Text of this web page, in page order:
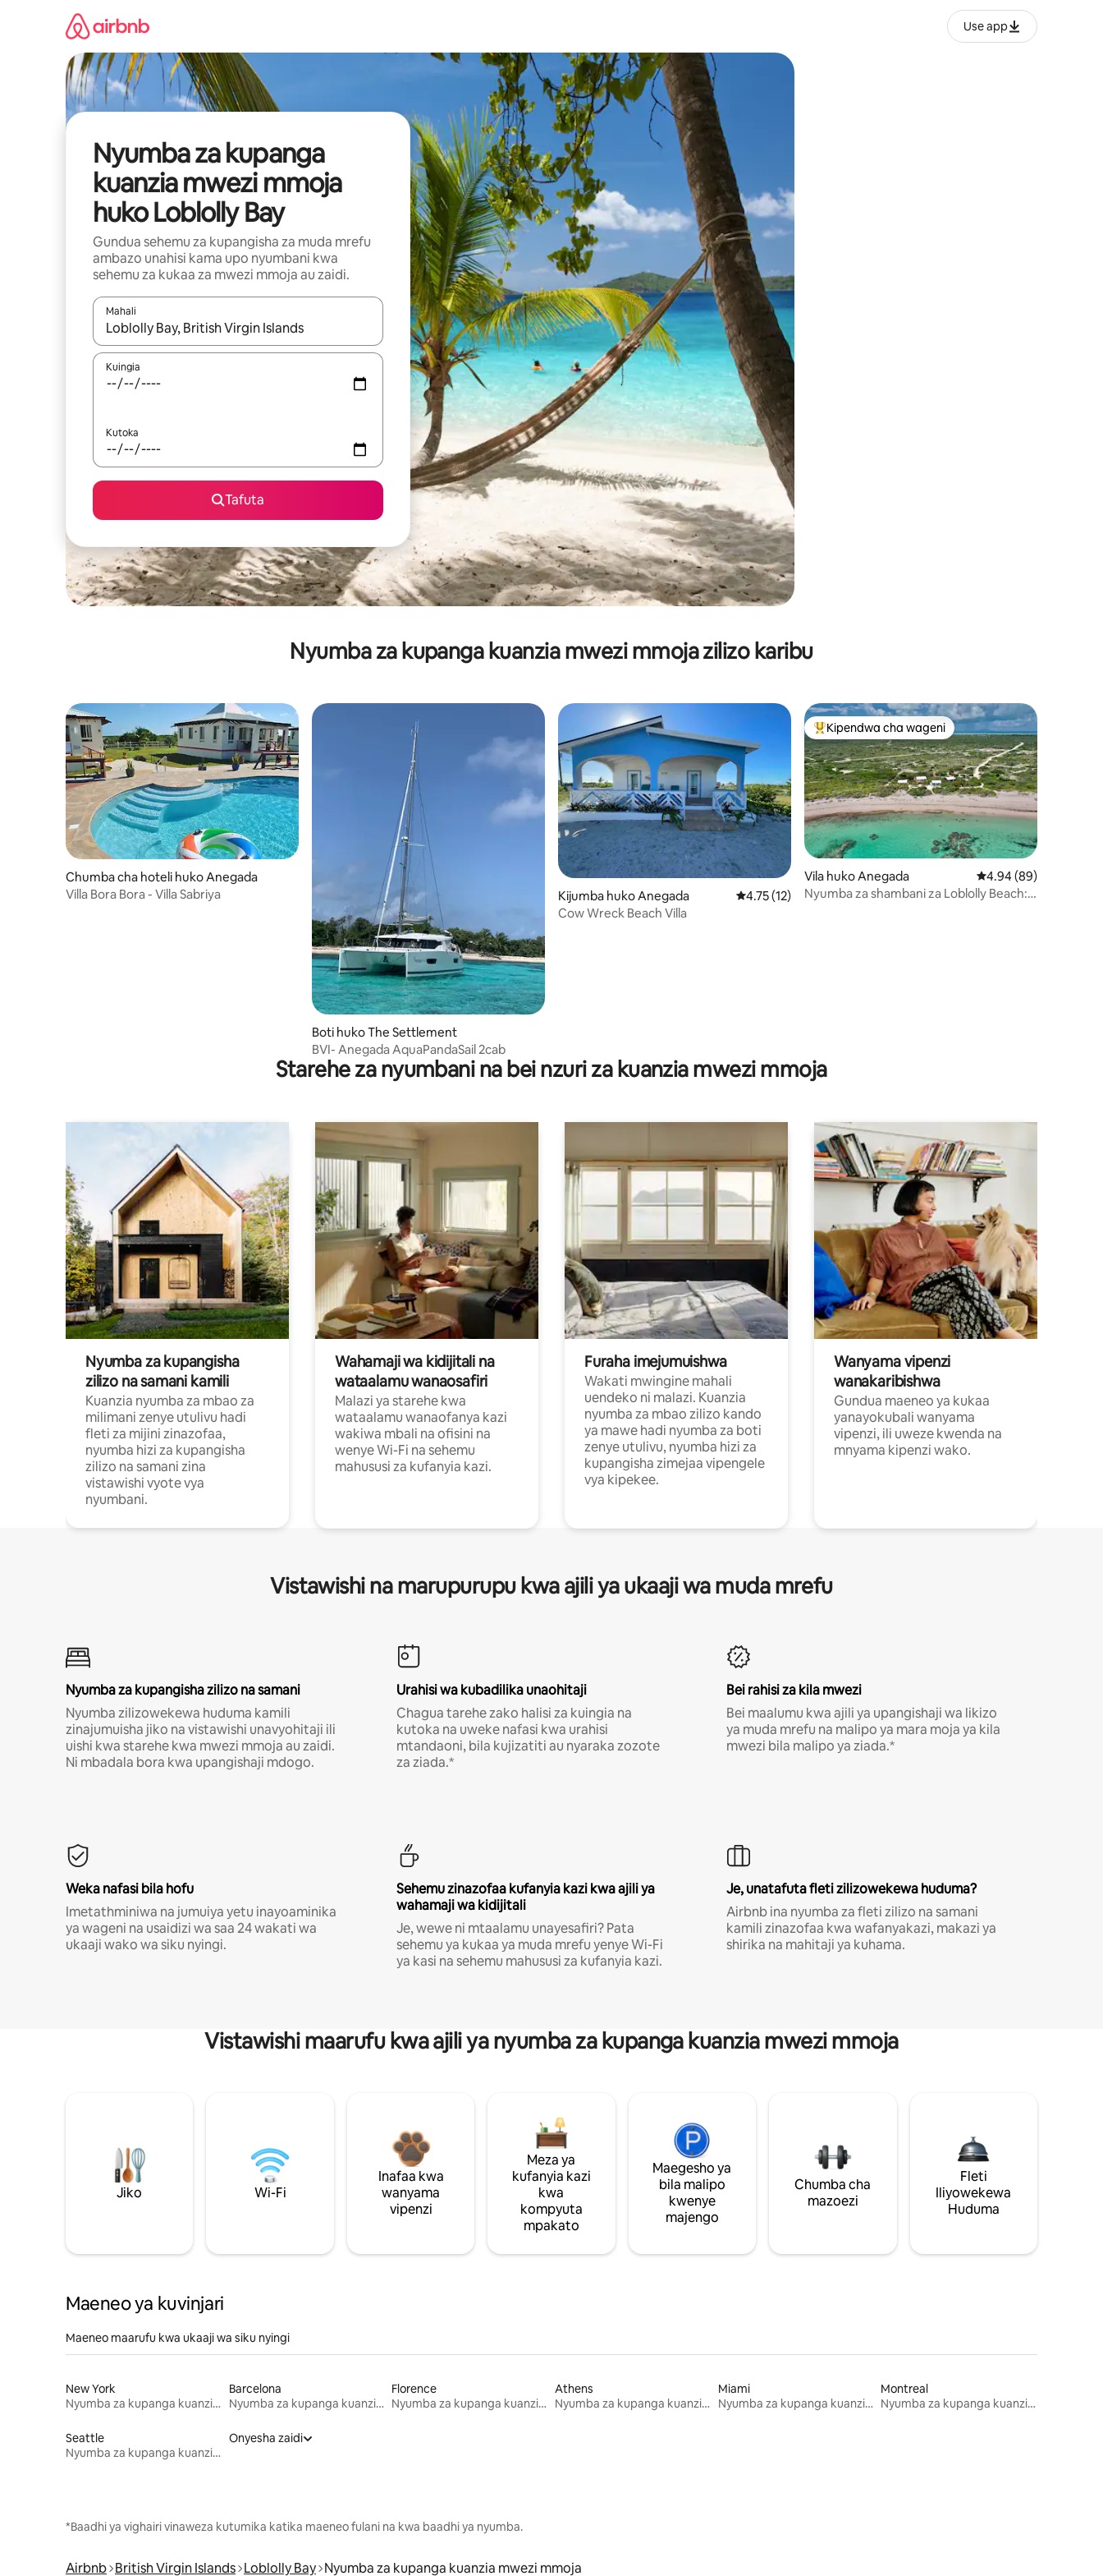
Use app
Nyumba za kupanga
kuanzia mwezi mmoja
huko Loblolly Bay
Gundua sehemu za kupangisha za muda mrefu
ambazo unahisi kama upo nyumbani kwa
sehemu za kukaa za mwezi mmoja au zaidi.
Mahali
Wakati matokeo yanapatikana, vinjari kwa kutumia vitufe vya vishale vya juu na chini au uchunguze kwa kugusa au kutelezesha kidole kwenye ishara.
Kuingia
Kutoka
Tafuta
Nyumba za kupanga kuanzia mwezi mmoja zilizo karibu
Chumba cha hoteli huko Anegada
Villa Bora Bora - Villa Sabriya
Boti huko The Settlement
BVI- Anegada AquaPandaSail 2cab
Kijumba huko Anegada Ukadiriaji wa wastani wa 4.75 kati ya 5, tathmini 12
4.75 (12)
Cow Wreck Beach Villa
Kipendwa maarufu cha wageni
Kipendwa cha wageni
Vila huko Anegada Ukadiriaji wa wastani
4.94 (89)
Nyumba za shambani za Loblolly Beach:
Starehe za nyumbani na bei nzuri za kuanzia mwezi mmoja
Nyumba za kupangisha
zilizo na samani kamili
Kuanzia nyumba za mbao za
milimani zenye utulivu hadi
fleti za mijini zinazofaa,
nyumba hizi za kupangisha
zilizo na samani zina
vistawishi vyote vya
nyumbani.
Wahamaji wa kidijitali na
wataalamu wanaosafiri
Malazi ya starehe kwa
wataalamu wanaofanya kazi
wakiwa mbali na ofisini na
wenye Wi-Fi na sehemu
mahususi za kufanyia kazi.
Furaha imejumuishwa
Wakati mwingine mahali
uendeko ni malazi. Kuanzia
nyumba za mbao zilizo kando
ya mawe hadi nyumba za boti
zenye utulivu, nyumba hizi za
kupangisha zimejaa vipengele
vya kipekee.
Wanyama vipenzi
wanakaribishwa
Gundua maeneo ya kukaa
yanayokubali wanyama
vipenzi, ili uweze kwenda na
mnyama kipenzi wako.
Vistawishi na marupurupu kwa ajili ya ukaaji wa muda mrefu
Nyumba za kupangisha zilizo na samani
Nyumba zilizowekewa huduma kamili
zinajumuisha jiko na vistawishi unavyohitaji ili
uishi kwa starehe kwa mwezi mmoja au zaidi.
Ni mbadala bora kwa upangishaji mdogo.
Urahisi wa kubadilika unaohitaji
Chagua tarehe zako halisi za kuingia na
kutoka na uweke nafasi kwa urahisi
mtandaoni, bila kujizatiti au nyaraka zozote
za ziada.*
Bei rahisi za kila mwezi
Bei maalumu kwa ajili ya upangishaji wa likizo
ya muda mrefu na malipo ya mara moja ya kila
mwezi bila malipo ya ziada.*
Weka nafasi bila hofu
Imetathminiwa na jumuiya yetu inayoaminika
ya wageni na usaidizi wa saa 24 wakati wa
ukaaji wako wa siku nyingi.
Sehemu zinazofaa kufanyia kazi kwa ajili ya
wahamaji wa kidijitali
Je, wewe ni mtaalamu unayesafiri? Pata
sehemu ya kukaa ya muda mrefu yenye Wi-Fi
ya kasi na sehemu mahususi za kufanyia kazi.
Je, unatafuta fleti zilizowekewa huduma?
Airbnb ina nyumba za fleti zilizo na samani
kamili zinazofaa kwa wafanyakazi, makazi ya
shirika na mahitaji ya kuhama.
Vistawishi maarufu kwa ajili ya nyumba za kupanga kuanzia mwezi mmoja
Jiko Wi-Fi
Inafaa kwa
wanyama
vipenzi
Meza ya
kufanyia kazi
kwa
kompyuta
mpakato
Maegesho ya
bila malipo
kwenye
majengo
Chumba cha
mazoezi
Fleti
Iliyowekewa
Huduma
Maeneo ya kuvinjari
Maeneo maarufu kwa ukaaji wa siku nyingi
New York
Nyumba za kupanga kuanzia mwezi mmoja
Barcelona
Nyumba za kupanga kuanzia mwezi mmoja
Florence
Nyumba za kupanga kuanzia mwezi mmoja
Athens
Nyumba za kupanga kuanzia mwezi mmoja
Miami
Nyumba za kupanga kuanzia mwezi mmoja
Montreal
Nyumba za kupanga kuanzia mwezi mmoja
Seattle
Nyumba za kupanga kuanzia mwezi mmoja
Onyesha zaidi
*Baadhi ya vighairi vinaweza kutumika katika maeneo fulani na kwa baadhi ya nyumba.
Airbnb British Virgin Islands Loblolly Bay Nyumba za kupanga kuanzia mwezi mmoja